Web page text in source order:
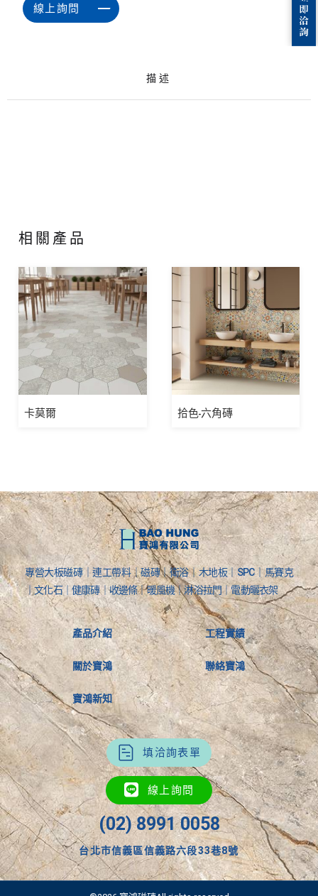
線上詢問
描述
相關產品
卡莫爾 拾色-六角磚
專營大板磁磚｜連工帶料｜磁磚｜衛浴｜木地板｜SPC｜馬賽克
｜文化石｜健康磚｜收邊條｜暖風機｜淋浴拉門｜電動曬衣架
產品介紹
關於寶鴻
寶鴻新知
工程實績
聯絡寶鴻
填洽詢表單
線上詢問
(02) 8991 0058
台北市信義區信義路六段33巷8號